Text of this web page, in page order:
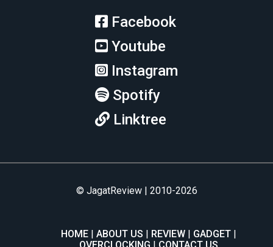
Facebook
Youtube
Instagram
Spotify
Linktree
© JagatReview | 2010-2026
HOME ABOUT US REVIEW
GADGET